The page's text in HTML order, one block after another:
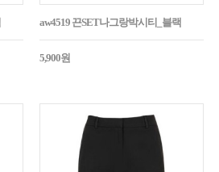
aw4519 끈SET나그랑박시티_블랙
5,900원